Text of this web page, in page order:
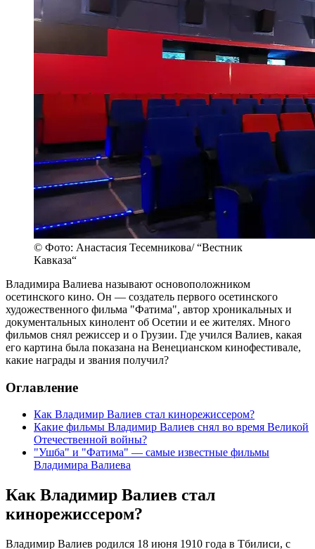
© Фото: Анастасия Тесемникова/ “Вестник
Кавказа“
Владимира Валиева называют основоположником
осетинского кино. Он — создатель первого осетинского
художественного фильма "Фатима", автор хроникальных и
документальных кинолент об Осетии и ее жителях. Много
фильмов снял режиссер и о Грузии. Где учился Валиев, какая
его картина была показана на Венецианском кинофестивале,
какие награды и звания получил?
Оглавление
Как Владимир Валиев стал кинорежиссером?
Какие фильмы Владимир Валиев снял во время Великой
Отечественной войны?
"Ушба" и "Фатима" — самые известные фильмы
Владимира Валиева
Как Владимир Валиев стал
кинорежиссером?
Владимир Валиев родился 18 июня 1910 года в Тбилиси, с